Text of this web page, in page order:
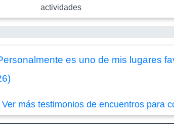
actividades
es uno de mis lugares
Ver más testimonios de encuentros para